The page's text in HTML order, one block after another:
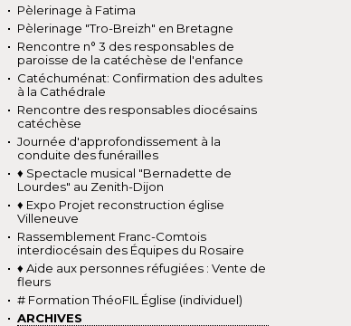
Pèlerinage à Fatima
Pèlerinage "Tro-Breizh" en Bretagne
Rencontre n° 3 des responsables de
paroisse de la catéchèse de l'enfance
Catéchuménat: Confirmation des adultes
à la Cathédrale
Rencontre des responsables diocésains
catéchèse
Journée d'approfondissement à la
conduite des funérailles
♦ Spectacle musical "Bernadette de
Lourdes" au Zenith-Dijon
♦ Expo Projet reconstruction église
Villeneuve
Rassemblement Franc-Comtois
interdiocésain des Équipes du Rosaire
♦ Aide aux personnes réfugiées : Vente de
fleurs
# Formation ThéoFIL Église (individuel)
ARCHIVES